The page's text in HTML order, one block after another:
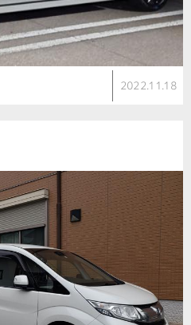
2022.11.18